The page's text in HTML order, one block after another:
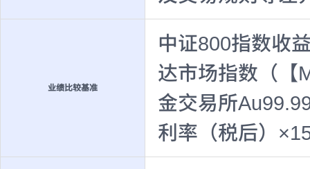
业绩比较基准
中证800指数收
达市场指数（【
金交易所
利率（税后）